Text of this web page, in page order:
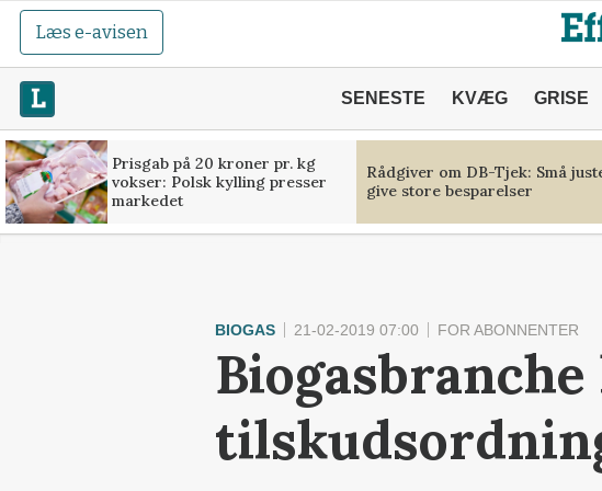
Læs e-avisen
SENESTE KVÆG GRISE
Prisgab på 20 kroner pr. kg
vokser: Polsk kylling presser
markedet
Rådgiver om DB-Tjek: Små
give store besparelser
BIOGAS 21-02-2019 07:00 FOR ABONNENTER